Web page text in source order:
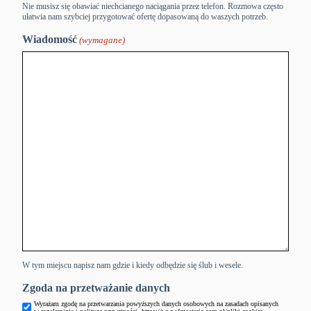
Nie musisz się obawiać niechcianego naciągania przez telefon. Rozmowa często
ułatwia nam szybciej przygotować ofertę dopasowaną do waszych potrzeb.
Wiadomość (wymagane)
W tym miejscu napisz nam gdzie i kiedy odbędzie się ślub i wesele.
Zgoda na przetważanie danych
Wyrażam zgodę na przetwarzania powyższych danych osobowych na zasadach opisanych